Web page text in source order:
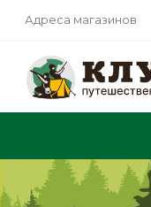
Адреса магазинов